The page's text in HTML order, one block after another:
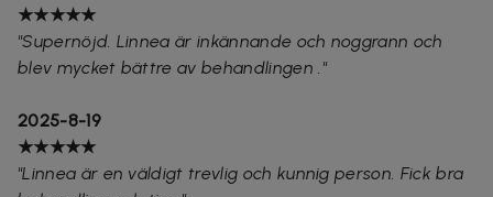
★★★★★
"Supernöjd. Linnea är inkännande och noggrann och
blev mycket bättre av behandlingen ."
2025-8-19
★★★★★
"Linnea är en väldigt trevlig och kunnig person. Fick bra